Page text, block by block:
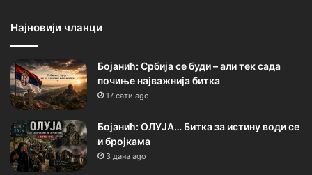
Најновији чланци
Бојанић: Србија се буди – али тек сада
почиње најважнија битка
17 сати ago
Бојанић: ОЛУЈА… Битка за истину води се
и бројкама
3 дана ago